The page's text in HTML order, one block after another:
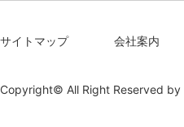
サイトマップ 会社案内
Copyright© All Right Reserved by